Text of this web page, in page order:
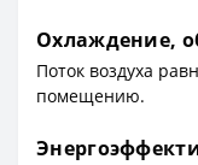
Охлаждение,
Поток воздуха
помещению.